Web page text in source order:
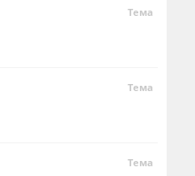
Тема
Тема
Тема